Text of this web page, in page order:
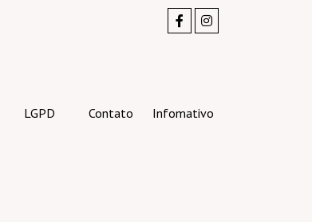
LGPD Contato Infomativo